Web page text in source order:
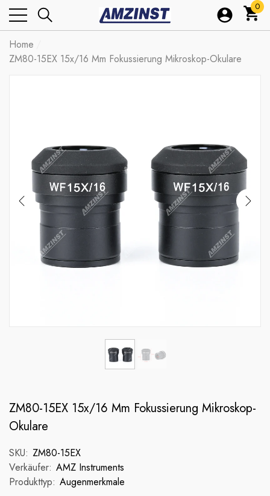
0
0
Home
ZM80-15EX 15x/16 Mm Fokussierung Mikroskop-Okulare
ZM80-15EX 15x/16 Mm Fokussierung Mikroskop-
Okulare
SKU: ZM80-15EX
Verkäufer: AMZ Instruments
Produkttyp: Augenmerkmale